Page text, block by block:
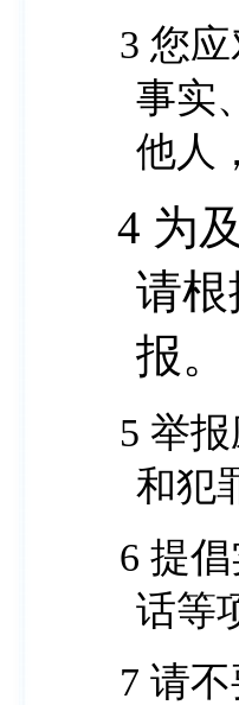
3 您应对举报内容的真实性、客观性负责，不得捏造
事实
他人
4 为及时受理您的举报，尽早启动查处工作，
请
报。
5 举报应当实事求是，如实提供被举报人的有关情况
和犯
6 提倡实名举报。进行实名举报的,请详细填写联系电
话等
7 请